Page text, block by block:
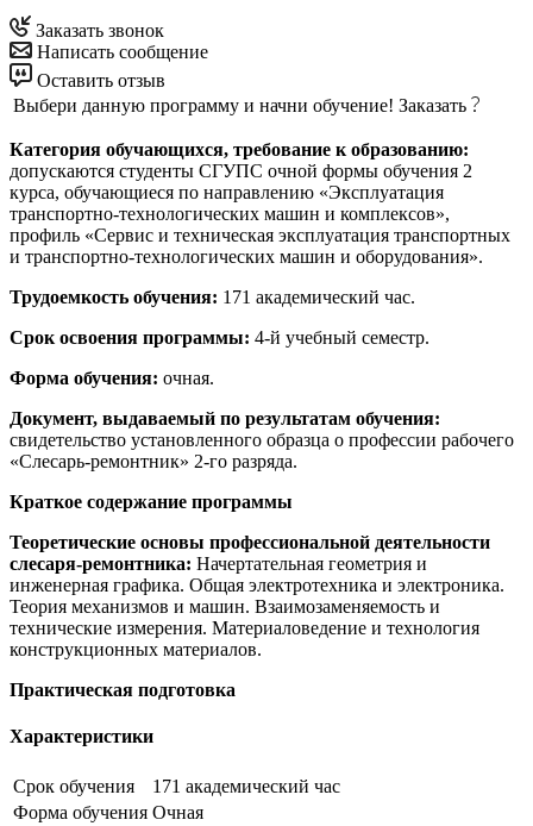
Заказать звонок
Написать сообщение
Оставить отзыв
Выбери данную программу и начни обучение! Заказать
Категория обучающихся, требование к образованию:
допускаются студенты СГУПС очной формы обучения 2
курса, обучающиеся по направлению «Эксплуатация
транспортно-технологических машин и комплексов»,
профиль «Сервис и техническая эксплуатация транспортных
и транспортно-технологических машин и оборудования».
Трудоемкость обучения: 171 академический час.
Срок освоения программы: 4-й учебный семестр.
Форма обучения: очная.
Документ, выдаваемый по результатам обучения:
свидетельство установленного образца о профессии рабочего
«Слесарь-ремонтник» 2-го разряда.
Краткое содержание программы
Теоретические основы профессиональной деятельности
слесаря-ремонтника: Начертательная геометрия и
инженерная графика. Общая электротехника и электроника.
Теория механизмов и машин. Взаимозаменяемость и
технические измерения. Материаловедение и технология
конструкционных материалов.
Практическая подготовка
Характеристики
Срок обучения
171 академический час
Форма обучения Очная